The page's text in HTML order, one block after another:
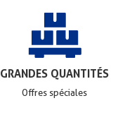
GRANDES QUANTITÉS
Offres spéciales